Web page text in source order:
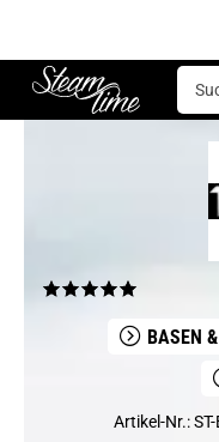
Steam time
Basen & Aromen
BASEN
Artikel-Nr.: